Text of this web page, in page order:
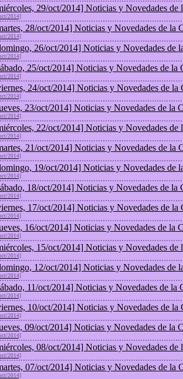
29/oct/2014] Noticias y Novedades de
2014]
28/oct/2014] Noticias y Novedades de la
2014]
26/oct/2014] Noticias y Novedades de
2014]
25/oct/2014] Noticias y Novedades de la
2014]
24/oct/2014] Noticias y Novedades de la
2014]
23/oct/2014] Noticias y Novedades de la
2014]
22/oct/2014] Noticias y Novedades de
2014]
21/oct/2014] Noticias y Novedades de la
2014]
19/oct/2014] Noticias y Novedades de
2014]
18/oct/2014] Noticias y Novedades de la
2014]
17/oct/2014] Noticias y Novedades de la
2014]
16/oct/2014] Noticias y Novedades de la
2014]
15/oct/2014] Noticias y Novedades de
2014]
12/oct/2014] Noticias y Novedades de
2014]
11/oct/2014] Noticias y Novedades de la
2014]
10/oct/2014] Noticias y Novedades de la
2014]
09/oct/2014] Noticias y Novedades de la
2014]
08/oct/2014] Noticias y Novedades de
2014]
07/oct/2014] Noticias y Novedades de la
2014]